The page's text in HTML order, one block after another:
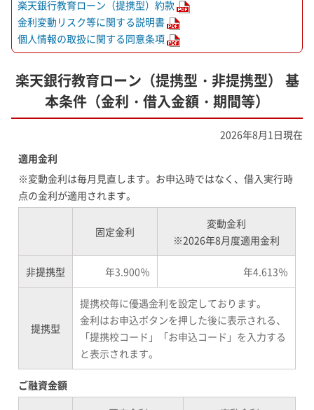
楽天銀行教育ローン（提携型）約款
金利変動リスク等に関する説明書
個人情報の取扱に関する同意条項
楽天銀行教育ローン（提携型・非提携型） 基
本条件（金利・借入金額・期間等）
2026年8月1日現在
適用金利
※変動金利は毎月見直します。お申込時ではなく、借入実行時
点の金利が適用されます。
固定金利
変動金利
※2026年8月度適用金利
非提携型 年3.900％ 年4.613％
提携型
提携校毎に優遇金利を設定しております。
金利はお申込ボタンを押した後に表示される、
「提携校コード」「お申込コード」を入力する
と表示されます。
ご融資金額